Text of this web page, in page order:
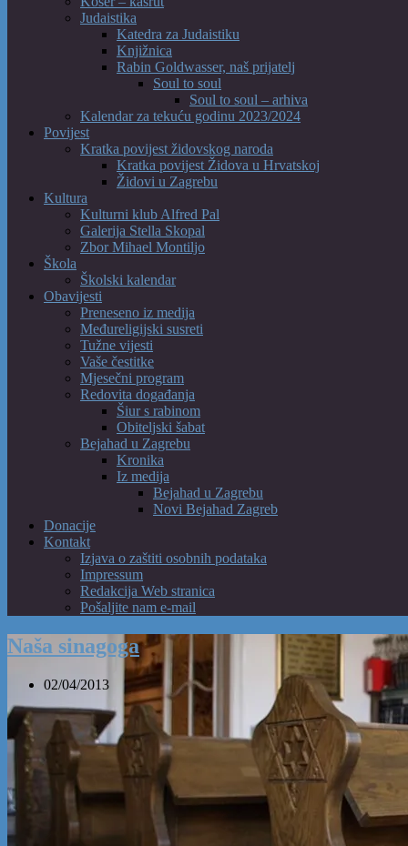
Judaistika
Katedra za Judaistiku
Knjižnica
Rabin Goldwasser, naš prijatelj
Soul to soul
Soul to soul – arhiva
Kalendar za tekuću godinu 2023/2024
Povijest
Kratka povijest židovskog naroda
Kratka povijest Židova u Hrvatskoj
Židovi u Zagrebu
Kultura
Kulturni klub Alfred Pal
Galerija Stella Skopal
Zbor Mihael Montiljo
Škola
Školski kalendar
Obavijesti
Preneseno iz medija
Međureligijski susreti
Tužne vijesti
Vaše čestitke
Mjesečni program
Redovita događanja
Šiur s rabinom
Obiteljski šabat
Bejahad u Zagrebu
Kronika
Iz medija
Bejahad u Zagrebu
Novi Bejahad Zagreb
Donacije
Kontakt
Izjava o zaštiti osobnih podataka
Impressum
Redakcija Web stranica
Pošaljite nam e-mail
Naša sinagoga
02/04/2013